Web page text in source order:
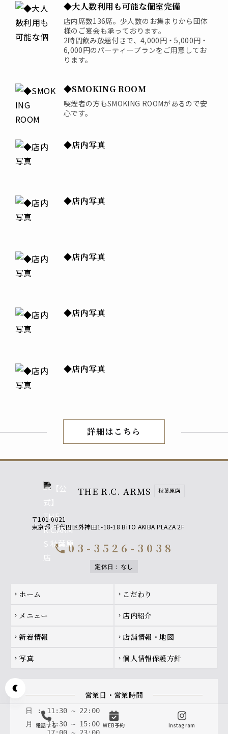
◆大人数利用も可能な個室完備
店内席数136席。少人数のお集まりから団体
様のご宴会も承っております。
2時間飲み放題付きで、4,000円・5,000円・
6,000円のパーティープランをご用意してお
ります。
◆SMOKING ROOM
喫煙者の方もSMOKING ROOMがあるので安
心です。
◆店内写真
◆店内写真
◆店内写真
◆店内写真
◆店内写真
店内紹介
詳細はこちら
THE R.C. ARMS 秋葉原店
〒101-0021
東京都 千代田区外神田1-18-18 BiTO AKIBA PLAZA 2F
call 03-3526-3038
定休日 : なし
Footer navigation
chevron_right ホーム chevron_right こだわり
chevron_right メニュー chevron_right 店内紹介
chevron_right 新着情報 chevron_right 店舗情報・地図
chevron_right 写真 chevron_right 個人情報保護方針
営業日・営業時間
日 : 11 : 30 ~ 22 : 00
月
: 11: 30 ~ 15: 00
電話する WEB予約 Instagram
Appearance mode switch